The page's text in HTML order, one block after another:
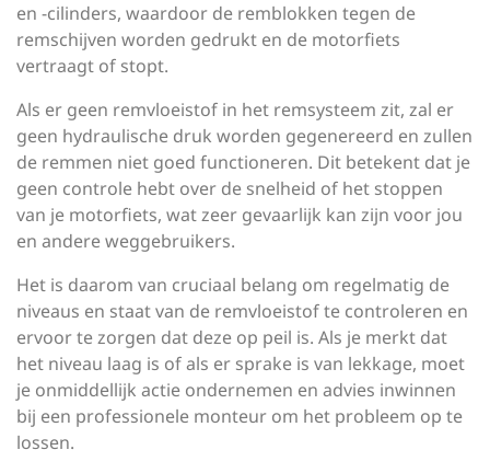
en -cilinders, waardoor de remblokken tegen de
remschijven worden gedrukt en de motorfiets
vertraagt of stopt.
Als er geen remvloeistof in het remsysteem zit, zal er
geen hydraulische druk worden gegenereerd en zullen
de remmen niet goed functioneren. Dit betekent dat je
geen controle hebt over de snelheid of het stoppen
van je motorfiets, wat zeer gevaarlijk kan zijn voor jou
en andere weggebruikers.
Het is daarom van cruciaal belang om regelmatig de
niveaus en staat van de remvloeistof te controleren en
ervoor te zorgen dat deze op peil is. Als je merkt dat
het niveau laag is of als er sprake is van lekkage, moet
je onmiddellijk actie ondernemen en advies inwinnen
bij een professionele monteur om het probleem op te
lossen.